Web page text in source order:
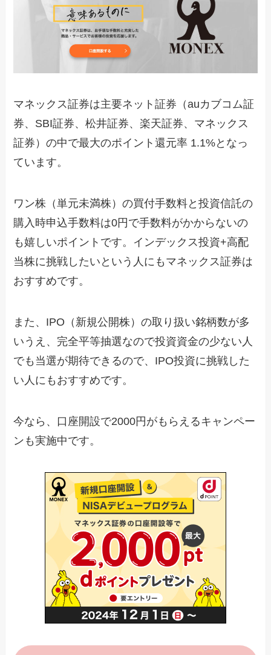
マネックス証券は主要ネット証券（auカブコム証
券、SBI証券、松井証券、楽天証券、マネックス
証券）の中で最大のポイント還元率 1.1%となっ
ています。
ワン株（単元未満株）の買付手数料と投資信託の
購入時申込手数料は0円で手数料がかからないの
も嬉しいポイントです。インデックス投資+高配
当株に挑戦したいという人にもマネックス証券は
おすすめです。
また、IPO（新規公開株）の取り扱い銘柄数が多
いうえ、完全平等抽選なので投資資金の少ない人
でも当選が期待できるので、IPO投資に挑戦した
い人にもおすすめです。
今なら、口座開設で2000円がもらえるキャンペー
ンも実施中です。